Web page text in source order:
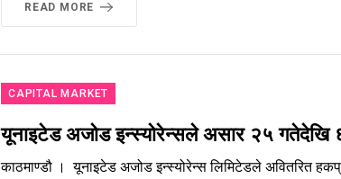
READ MORE
CAPITAL MARKET
यूनाइटेड अजोड इन्स्योरेन्सले असार २५ गतेदेखि
काठमाण्डौ । यूनाइटेड अजोड इन्स्योरेन्स लिमिटेडले अवितरित